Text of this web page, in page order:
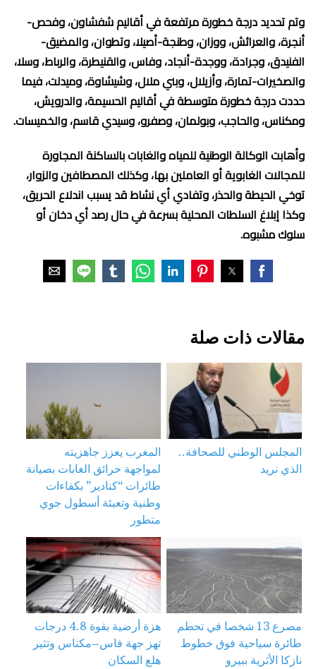
وتم تحديد درجة خطورة مرتفعة في أقاليم شفشاون، وفحص-
أنجرة، والعرائش، ووزان، وطنجة-أصيلا، وتطوان، والمضيق-
الفنيدق، وجرادة، ووجدة-أنجاد، وفاس، والقنيطرة، والرباط، وسلا،
والصخيرات-تمارة، وأزيلال، وبني ملال، وشيشاوة، وميدلت، فيما
حددت درجة خطورة متوسطة في أقاليم الحسيمة، والدرويش،
ومكناس، والحاجب، وبولمان، وصفرو، وسيدي قاسم، والخميسات.
وأهابت الوكالة الوطنية للمياه والغابات بالساكنة المجاورة
للمجالات الغابوية أو العاملين بها، وكذلك المصطافين والزوار،
توخي الحيطة والحذر، وتفادي أي نشاط قد يسبب اندلاع الحريق،
وكذا إبلاغ السلطات المحلية بسرعة في حال رصد أي دخان أو
سلوك مشبوه.
مقالات ذات صلة
المجلس الوطني للصحافة..
الذي نريد
المغرب يعزز جاهزيته
لمواجهة حرائق الغابات بصيانة
طائرات “كنادير” بكفاءات
وطنية وتعبئة أسطول جوي
متطور
مصرع 13 شخصا في تحطم
طائرة سياحية فوق خطوط
نازكا الأثرية ببيرو
هزة أرضية بقوة 4.8 درجات
تهز جهة فاس–مكناس وتثير
هلع السكان